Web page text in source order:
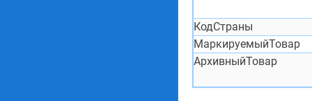
КодСтраны
МаркируемыйТовар
АрхивныйТовар